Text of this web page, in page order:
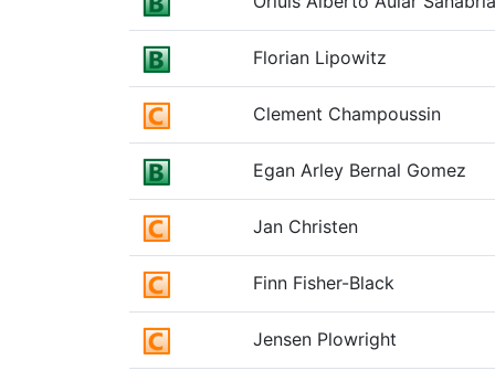
Florian Lipowitz
Clement Champoussin
Egan Arley Bernal Gomez
Jan Christen
Finn Fisher-Black
Jensen Plowright